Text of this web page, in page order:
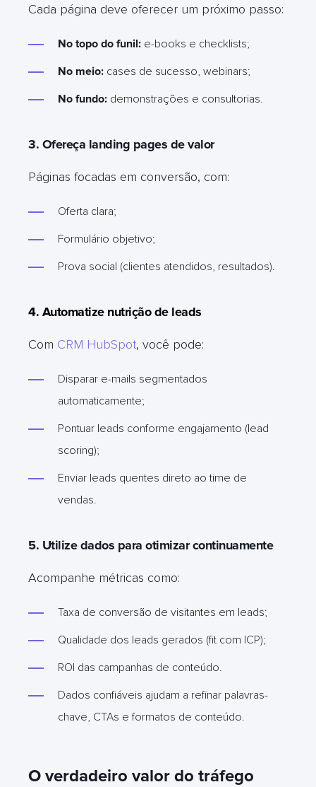
Cada página deve oferecer um próximo passo:
No topo do funil: e-books e checklists;
No meio: cases de sucesso, webinars;
No fundo: demonstrações e consultorias.
3. Ofereça landing pages de valor
Páginas focadas em conversão, com:
Oferta clara;
Formulário objetivo;
Prova social (clientes atendidos, resultados).
4. Automatize nutrição de leads
Com CRM HubSpot, você pode:
Disparar e-mails segmentados
automaticamente;
Pontuar leads conforme engajamento (lead
scoring);
Enviar leads quentes direto ao time de
vendas.
5. Utilize dados para otimizar continuamente
Acompanhe métricas como:
Taxa de conversão de visitantes em leads;
Qualidade dos leads gerados (fit com ICP);
ROI das campanhas de conteúdo.
Dados confiáveis ajudam a refinar palavras-
chave, CTAs e formatos de conteúdo.
O verdadeiro valor do tráfego